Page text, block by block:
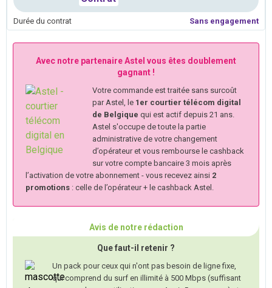
Durée du contrat Sans engagement
Avec notre partenaire Astel vous êtes doublement
gagnant !
Votre commande est traitée sans surcoût
par Astel, le 1er courtier télécom digital
de Belgique qui est actif depuis 21 ans.
Astel s'occupe de toute la partie
administrative de votre changement
d’opérateur et vous rembourse le cashback
sur votre compte bancaire 3 mois après
l’activation de votre abonnement - vous recevez ainsi 2
promotions : celle de l’opérateur + le cashback Astel.
Avis de notre rédaction
Que faut-il retenir ?
Un pack pour ceux qui n'ont pas besoin de ligne fixe,
qui comprend du surf en illimité à 500 Mbps (suffisant